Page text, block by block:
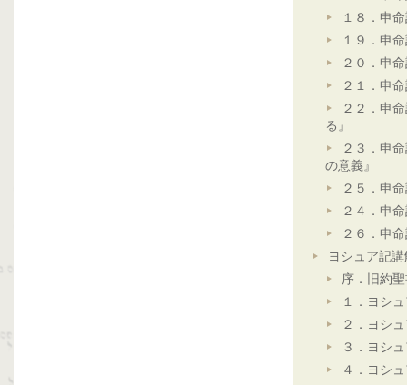
１８．申
１９．申
２０．申
２１．申
２２．申
る』
２３．申
の意義』
２５．申
２４．申
２６．申
ヨシュア記講
序．旧約
１．ヨシ
２．ヨシ
３．ヨシ
４．ヨシ